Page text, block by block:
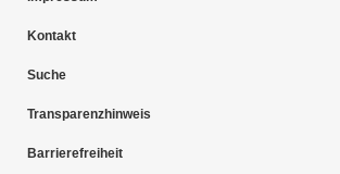
Kontakt
Suche
Transparenzhinweis
Barrierefreiheit